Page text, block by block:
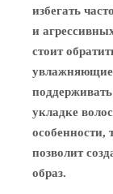
избегать
и
стоит
увлажняющие
укладке
особенности,
позволит
образ.